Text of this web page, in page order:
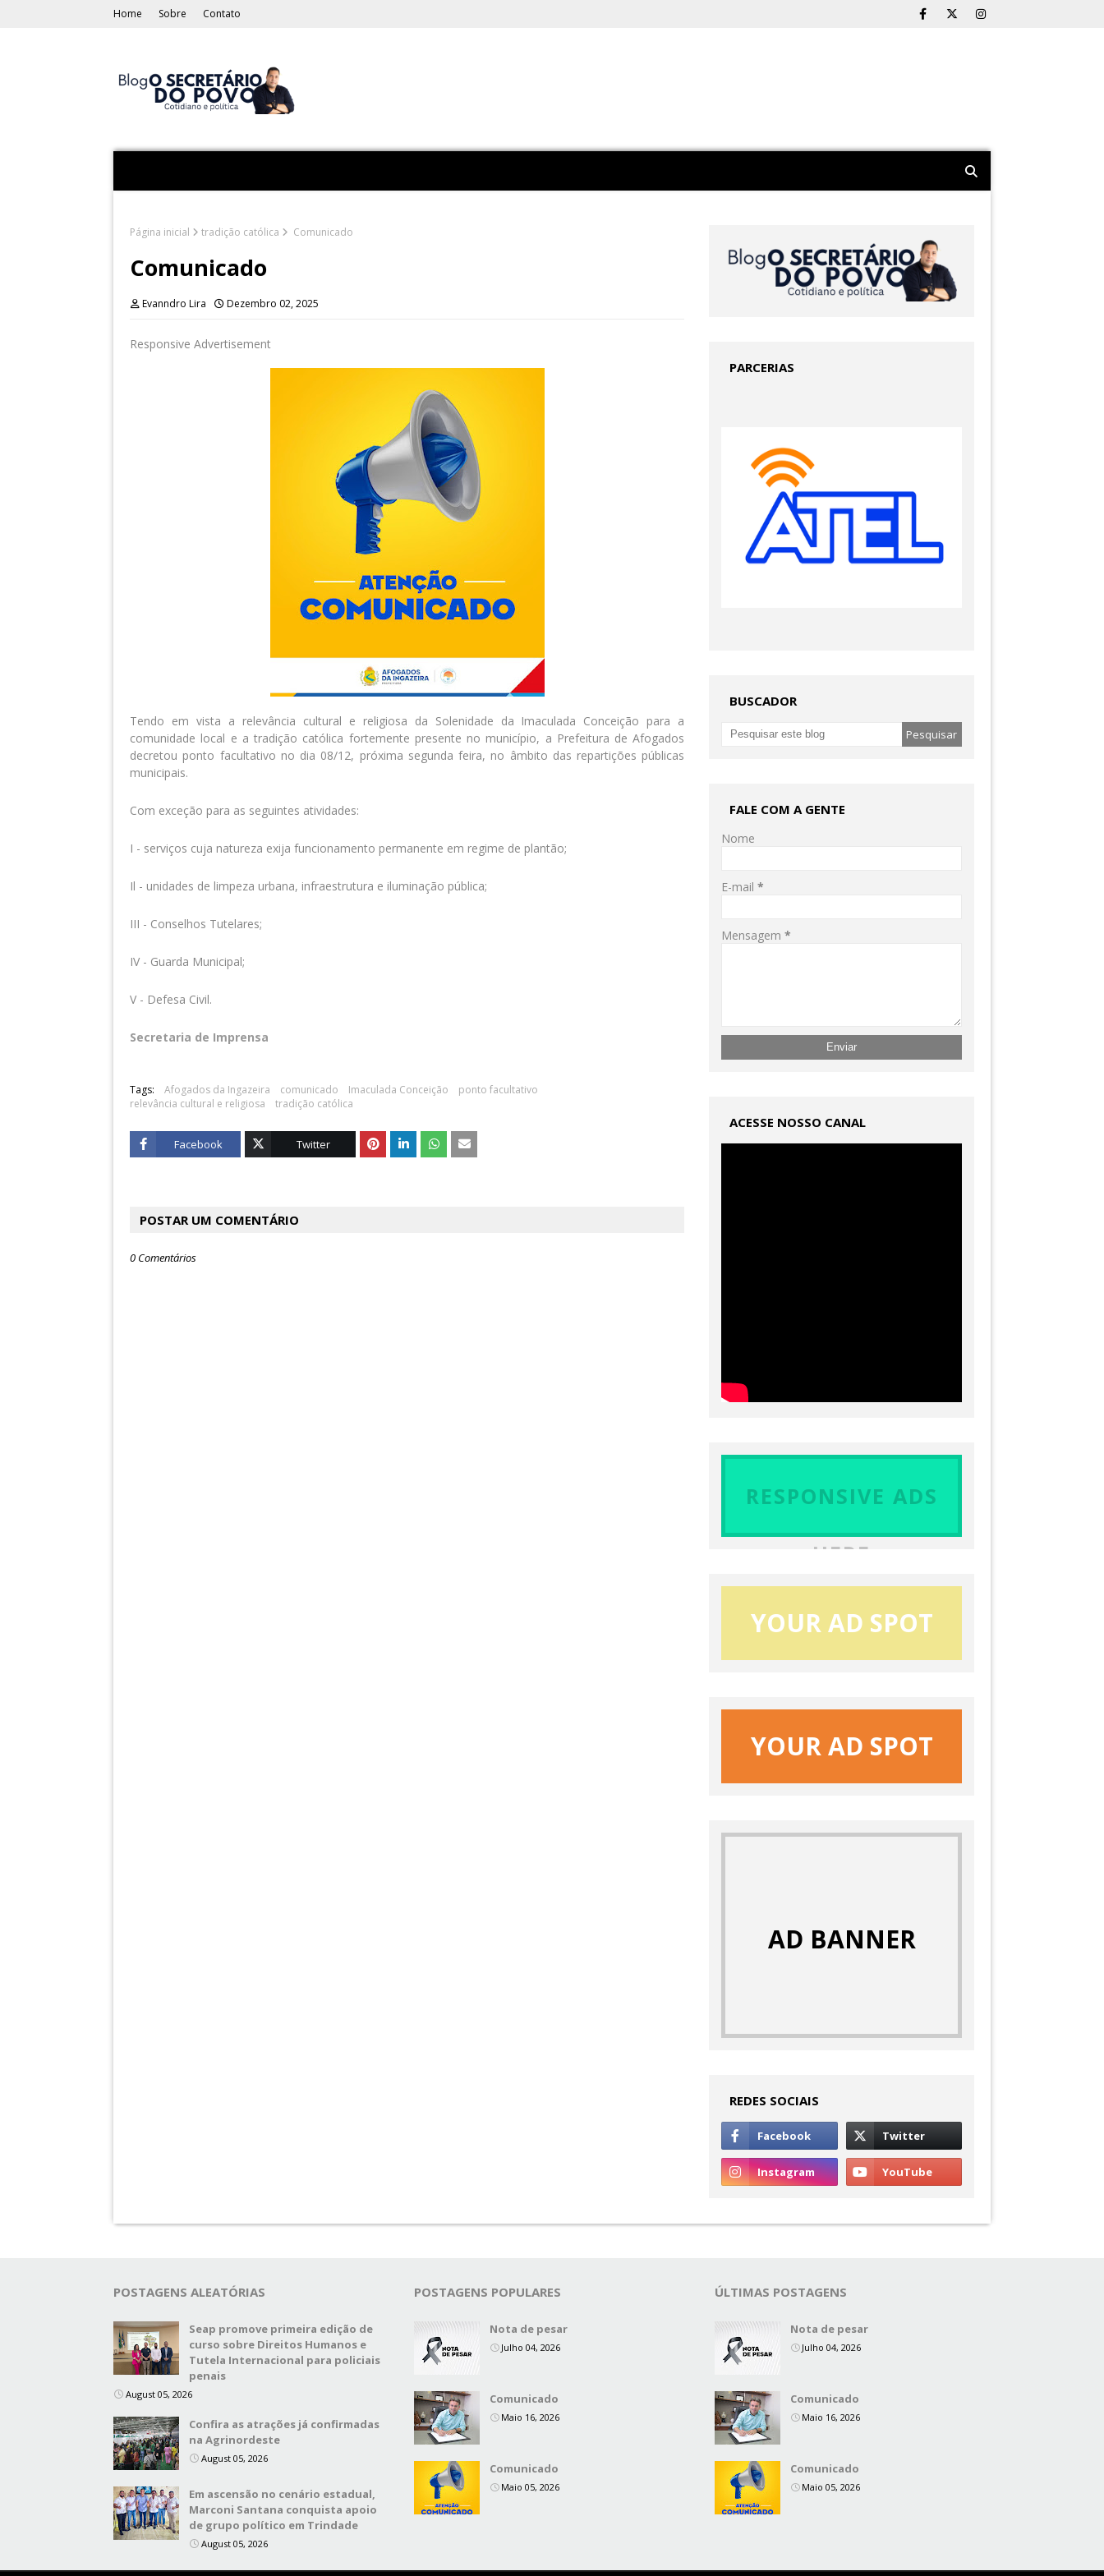
Home Sobre Contato
Página inicial tradição católica Comunicado
Comunicado
Evanndro Lira Dezembro 02, 2025
Responsive Advertisement
Tendo em vista a relevância cultural e religiosa da Solenidade da Imaculada Conceição para a
comunidade local e a tradição católica fortemente presente no município, a Prefeitura de Afogados
decretou ponto facultativo no dia 08/12, próxima segunda feira, no âmbito das repartições públicas
municipais.
Com exceção para as seguintes atividades:
I - serviços cuja natureza exija funcionamento permanente em regime de plantão;
Il - unidades de limpeza urbana, infraestrutura e iluminação pública;
III - Conselhos Tutelares;
IV - Guarda Municipal;
V - Defesa Civil.
Secretaria de Imprensa
Tags: Afogados da Ingazeira comunicado Imaculada Conceição
ponto facultativo
relevância cultural e religiosa
tradição católica
Facebook Twitter
POSTAR UM COMENTÁRIO
0 Comentários
PARCERIAS
BUSCADOR
FALE COM A GENTE
Nome
E-mail*
Mensagem*
ACESSE NOSSO CANAL
RESPONSIVE ADS
HERE
YOUR AD SPOT
YOUR AD SPOT
AD BANNER
REDES SOCIAIS
POSTAGENS ALEATÓRIAS
Seap promove primeira edição de
curso sobre Direitos Humanos e
Tutela Internacional para policiais
penais
August 05, 2026
Confira as atrações já confirmadas
na Agrinordeste
August 05, 2026
Em ascensão no cenário estadual,
Marconi Santana conquista apoio
de grupo político em Trindade
August 05, 2026
POSTAGENS POPULARES
Nota de pesar
Julho 04, 2026
Comunicado
Maio 16, 2026
Comunicado
Maio 05, 2026
ÚLTIMAS POSTAGENS
Nota de pesar
Julho 04, 2026
Comunicado
Maio 16, 2026
Comunicado
Maio 05, 2026